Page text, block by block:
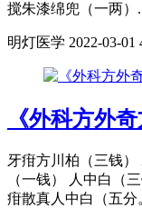
搅朱漆绵兜（一两）
明灯医学 2022-03-01
《外科方外
牙疳方川柏（三钱
（一钱） 人中白（
疳散真人中白（五